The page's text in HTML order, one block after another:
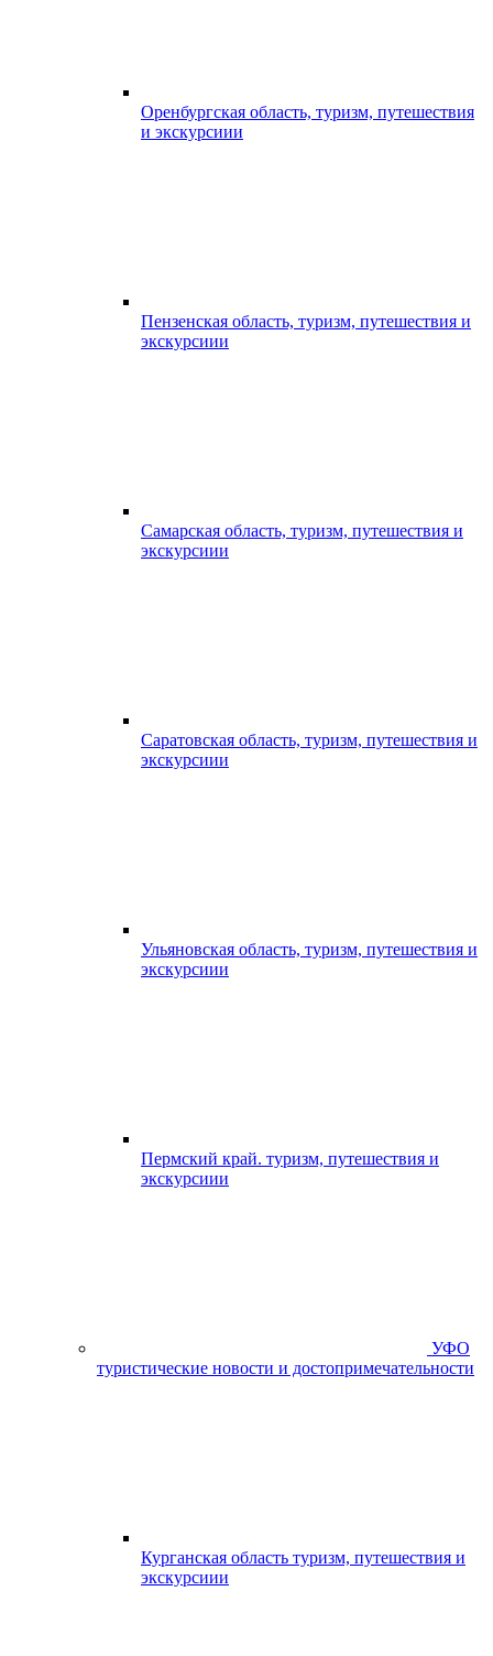
Оренбургская область, туризм, путешествия
и экскурсиии
Пензенская область, туризм, путешествия и
экскурсиии
Самарская область, туризм, путешествия и
экскурсиии
Саратовская область, туризм, путешествия и
экскурсиии
Ульяновская область, туризм, путешествия и
экскурсиии
Пермский край. туризм, путешествия и
экскурсиии
УФО
туристические новости и достопримечательности
Курганская область туризм, путешествия и
экскурсиии